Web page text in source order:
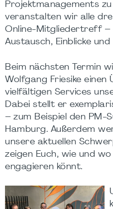
Projektmanagements
veranstalten wir alle
Online-Mitgliedertreff –
Austausch, Einblicke
Beim nächsten Termin
Wolfgang Friesike einen
vielfältigen Services
Dabei stellt er
– zum Beispiel den PM-
Hamburg. Außerdem
unsere aktuellen
zeigen Euch, wie und
engagieren könnt.